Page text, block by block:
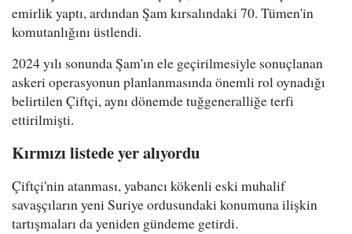
emirlik yaptı, ardından Şam kırsalındaki 70. Tümen'in
komutanlığını üstlendi.
2024 yılı sonunda Şam'ın ele geçirilmesiyle sonuçlanan
askeri operasyonun planlanmasında önemli rol oynadığı
belirtilen Çiftçi, aynı dönemde tuğgeneralliğe terfi
ettirilmişti.
Kırmızı listede yer alıyordu
Çiftçi'nin atanması, yabancı kökenli eski muhalif
savaşçıların yeni Suriye ordusundaki konumuna ilişkin
tartışmaları da yeniden gündeme getirdi.